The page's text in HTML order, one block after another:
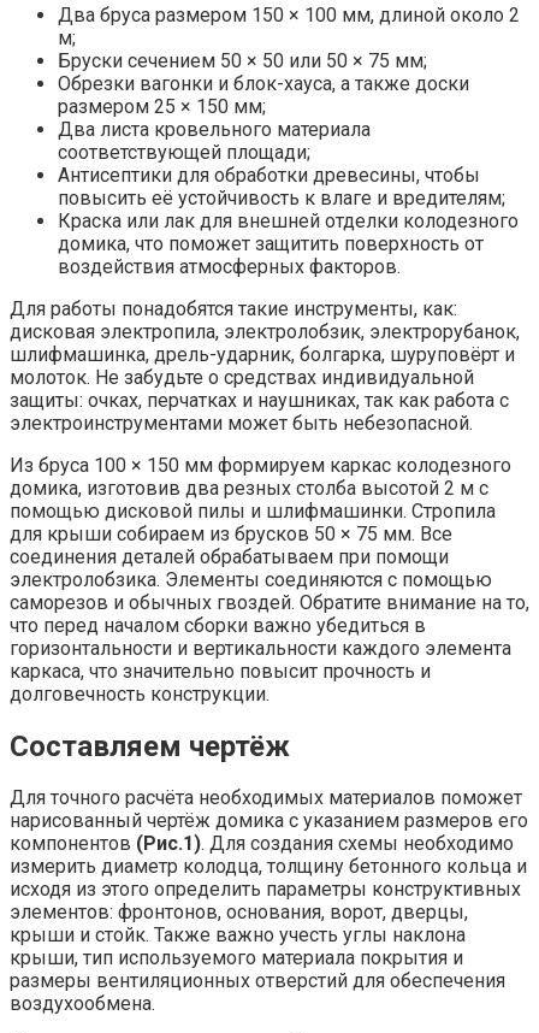
Два бруса размером 150 × 100 мм, длиной около 2
м;
Бруски сечением 50 × 50 или 50 × 75 мм;
Обрезки вагонки и блок-хауса, а также доски
размером 25 × 150 мм;
Два листа кровельного материала
соответствующей площади;
Антисептики для обработки древесины, чтобы
повысить её устойчивость к влаге и вредителям;
Краска или лак для внешней отделки колодезного
домика, что поможет защитить поверхность от
воздействия атмосферных факторов.
Для работы понадобятся такие инструменты, как:
дисковая электропила, электролобзик, электрорубанок,
шлифмашинка, дрель-ударник, болгарка, шуруповёрт и
молоток. Не забудьте о средствах индивидуальной
защиты: очках, перчатках и наушниках, так как работа с
электроинструментами может быть небезопасной.
Из бруса 100 × 150 мм формируем каркас колодезного
домика, изготовив два резных столба высотой 2 м с
помощью дисковой пилы и шлифмашинки. Стропила
для крыши собираем из брусков 50 × 75 мм. Все
соединения деталей обрабатываем при помощи
электролобзика. Элементы соединяются с помощью
саморезов и обычных гвоздей. Обратите внимание на то,
что перед началом сборки важно убедиться в
горизонтальности и вертикальности каждого элемента
каркаса, что значительно повысит прочность и
долговечность конструкции.
Составляем чертёж
Для точного расчёта необходимых материалов поможет
нарисованный чертёж домика с указанием размеров его
компонентов (Рис.1). Для создания схемы необходимо
измерить диаметр колодца, толщину бетонного кольца и
исходя из этого определить параметры конструктивных
элементов: фронтонов, основания, ворот, дверцы,
крыши и стойк. Также важно учесть углы наклона
крыши, тип используемого материала покрытия и
размеры вентиляционных отверстий для обеспечения
воздухообмена.